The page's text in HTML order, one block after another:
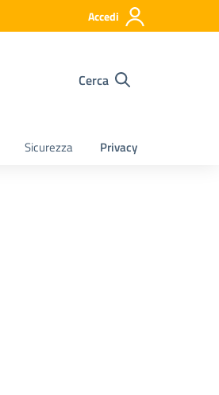
Accedi
Cerca
Sicurezza Privacy